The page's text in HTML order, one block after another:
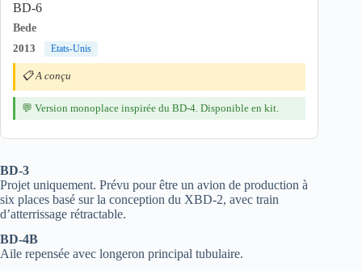
BD-6
Bede
2013
Etats-Unis
📋 A conçu
💬 Version monoplace inspirée du BD-4. Disponible en kit.
BD-3
Projet uniquement. Prévu pour être un avion de production à
six places basé sur la conception du XBD-2, avec train
d’atterrissage rétractable.
BD-4B
Aile repensée avec longeron principal tubulaire.